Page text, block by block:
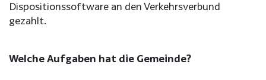
Dispositionssoftware an den Verkehrsverbund
gezahlt.
Welche Aufgaben hat die Gemeinde?